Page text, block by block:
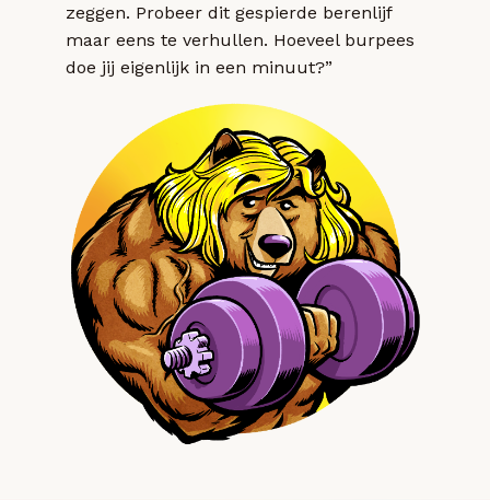
zeggen. Probeer dit gespierde berenlijf
maar eens te verhullen. Hoeveel burpees
doe jij eigenlijk in een minuut?”